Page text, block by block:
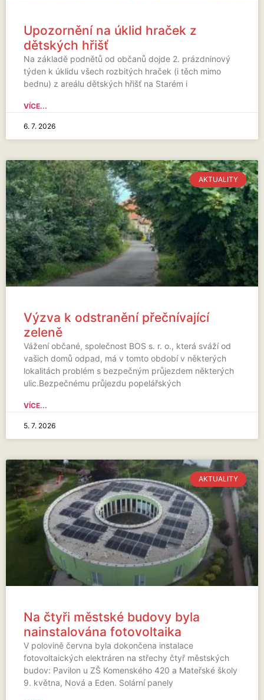
Upozornění na úklid hraček z
dětských hřišť
Na základě podnětů od občanů dojde 2. prázdninový
týden k úklidu všech rozbitých hraček (i těch mimo
bednu) z areálu dětských hřišť na Starém i
VÍCE...
6. 7. 2026
AKTUALITY
Výzva k odstranění přečnívající
zeleně
Vážení občané, společnost BOS s. r. o., která sváží od
vašich domů odpad, má v tomto období v některých
lokalitách problém s bezpečným průjezdem některých
ulic.Bezpečnému průjezdu popelářských
VÍCE...
5. 7. 2026
AKTUALITY
Na čtyři městské budovy byla
nainstalována fotovoltaika
V polovině června byla dokončena instalace
fotovoltaických elektráren na střechy čtyř městských
budov: Pavilon u ZŠ Komenského 420 a Mateřské školy
9. května, Nová a Eden. Solární panely